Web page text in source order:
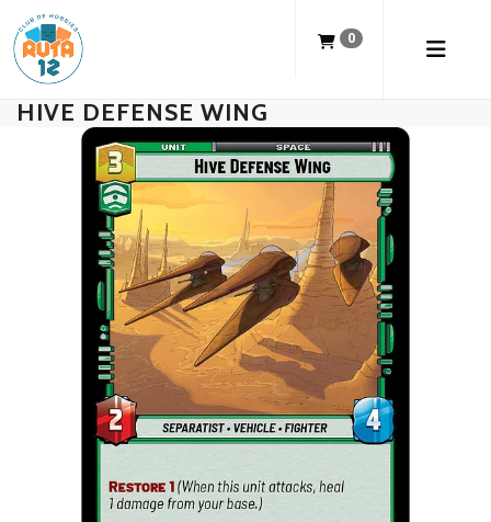
0
HIVE DEFENSE WING